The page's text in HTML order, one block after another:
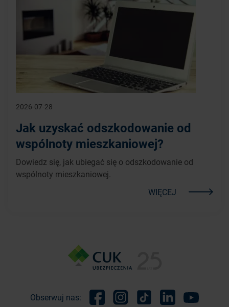
2026-07-28
Jak uzyskać odszkodowanie od
wspólnoty mieszkaniowej?
Dowiedz się, jak ubiegać się o odszkodowanie od
wspólnoty mieszkaniowej.
WIĘCEJ
Obserwuj nas: